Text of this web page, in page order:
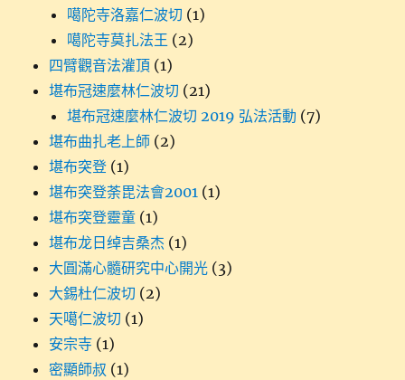
噶陀寺洛嘉仁波切 (1)
噶陀寺莫扎法王 (2)
四臂觀音法灌頂 (1)
堪布冠速麼林仁波切 (21)
堪布冠速麼林仁波切 2019 弘法活動 (7)
堪布曲扎老上師 (2)
堪布突登 (1)
堪布突登荼毘法會2001 (1)
堪布突登靈童 (1)
堪布龙日绰吉桑杰 (1)
大圓滿心髓研究中心開光 (3)
大錫杜仁波切 (2)
天噶仁波切 (1)
安宗寺 (1)
密顯師叔 (1)